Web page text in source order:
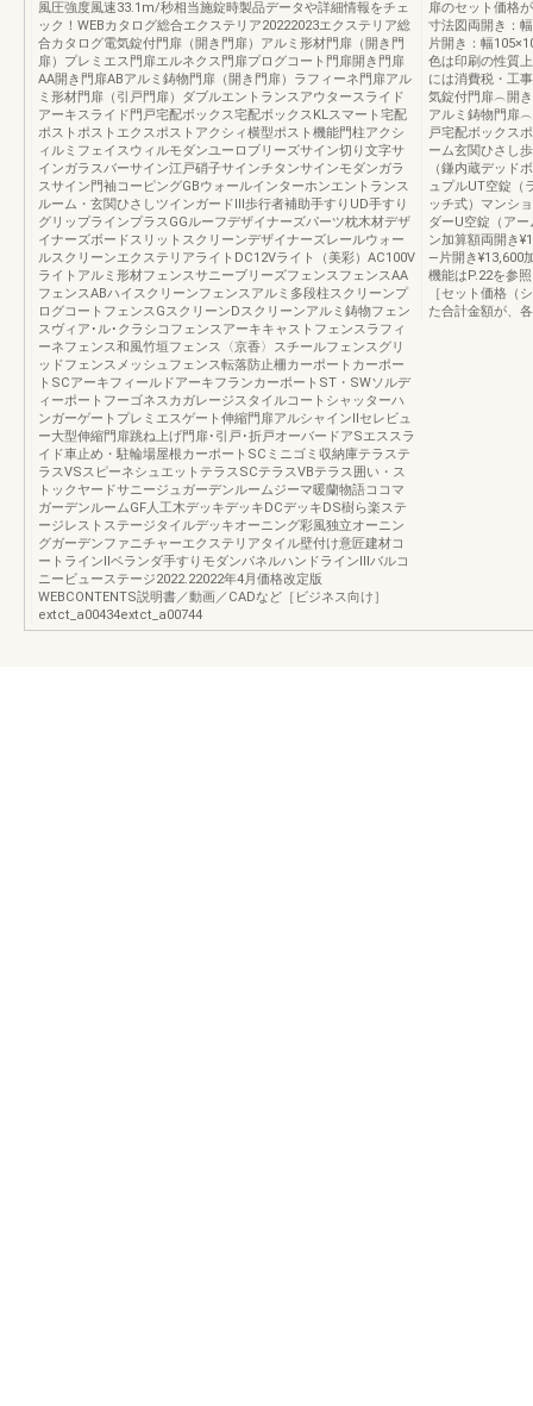
風圧強度風速33.1m/秒相当施錠時製品データや詳細情報をチェ
ック！WEBカタログ総合エクステリア20222023エクステリア総
合カタログ電気錠付門扉（開き門扉）アルミ形材門扉（開き門
扉）プレミエス門扉エルネクス門扉プログコート門扉開き門扉
AA開き門扉ABアルミ鋳物門扉（開き門扉）ラフィーネ門扉アル
ミ形材門扉（引戸門扉）ダブルエントランスアウタースライド
アーキスライド門戸宅配ボックス宅配ボックスKLスマート宅配
ポストポストエクスポストアクシィ横型ポスト機能門柱アクシ
ィルミフェイスウィルモダンユーロブリーズサイン切り文字サ
インガラスバーサイン江戸硝子サインチタンサインモダンガラ
スサイン門袖コーピングGBウォールインターホンエントランス
ルーム・玄関ひさしツインガードⅢ歩行者補助手すりUD手すり
グリップラインプラスGGルーフデザイナーズパーツ枕木材デザ
イナーズボードスリットスクリーンデザイナーズレールウォー
ルスクリーンエクステリアライトDC12Vライト（美彩）AC100V
ライトアルミ形材フェンスサニーブリーズフェンスフェンスAA
フェンスABハイスクリーンフェンスアルミ多段柱スクリーンプ
ログコートフェンスGスクリーンDスクリーンアルミ鋳物フェン
スヴィア･ル･クラシコフェンスアーキキャストフェンスラフィ
ーネフェンス和風竹垣フェンス〈京香〉スチールフェンスグリ
ッドフェンスメッシュフェンス転落防止柵カーポートカーポー
トSCアーキフィールドアーキフランカーポートST・SWソルデ
ィーポートフーゴネスカガレージスタイルコートシャッターハ
ンガーゲートプレミエスゲート伸縮門扉アルシャインⅡセレビュ
ー大型伸縮門扉跳ね上げ門扉･引戸･折戸オーバードアSエススラ
イド車止め・駐輪場屋根カーポートSCミニゴミ収納庫テラステ
ラスVSスピーネシュエットテラスSCテラスVBテラス囲い・ス
トックヤードサニージュガーデンルームジーマ暖蘭物語ココマ
ガーデンルームGF人工木デッキデッキDCデッキDS樹ら楽ステ
ージレストステージタイルデッキオーニング彩風独立オーニン
グガーデンファニチャーエクステリアタイル壁付け意匠建材コ
ートラインⅡベランダ手すりモダンパネルハンドラインⅢバルコ
ニービューステージ2022.22022年4月価格改定版
WEBCONTENTS説明書／動画／CADなど［ビジネス向け］
extct_a00434extct_a00744
扉のセット価格
寸法図両開き：
片開き：幅
色は印刷の性質
には消費税・工
気錠付門扉︵開
アルミ鋳物門扉
戸宅配ボックス
ーム玄関ひさし
（鎌内蔵デッド
ュプルUT空錠（
ッチ式）マンシ
ダーU空錠（ア
ン加算額両開き
―片開き¥13,600
機能はP.22を参
［セット価格（
た合計金額が、